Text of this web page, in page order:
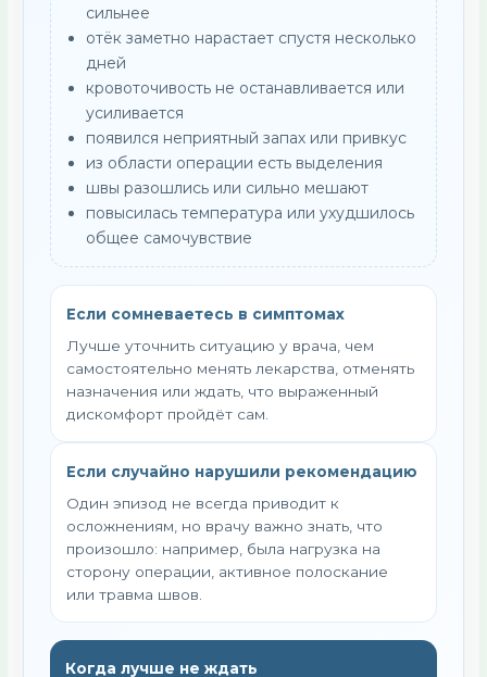
сильнее
отёк заметно нарастает спустя несколько
дней
кровоточивость не останавливается или
усиливается
появился неприятный запах или привкус
из области операции есть выделения
швы разошлись или сильно мешают
повысилась температура или ухудшилось
общее самочувствие
Если сомневаетесь в симптомах
Лучше уточнить ситуацию у врача, чем
самостоятельно менять лекарства, отменять
назначения или ждать, что выраженный
дискомфорт пройдёт сам.
Если случайно нарушили рекомендацию
Один эпизод не всегда приводит к
осложнениям, но врачу важно знать, что
произошло: например, была нагрузка на
сторону операции, активное полоскание
или травма швов.
Когда лучше не ждать